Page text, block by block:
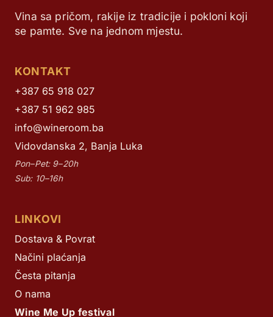
Vina sa pričom, rakije iz tradicije i pokloni koji
se pamte. Sve na jednom mjestu.
KONTAKT
+387 65 918 027
+387 51 962 985
info@wineroom.ba
Vidovdanska 2, Banja Luka
Pon–Pet: 9–20h
Sub: 10–16h
LINKOVI
Dostava & Povrat
Načini plaćanja
Česta pitanja
O nama
Wine Me Up festival